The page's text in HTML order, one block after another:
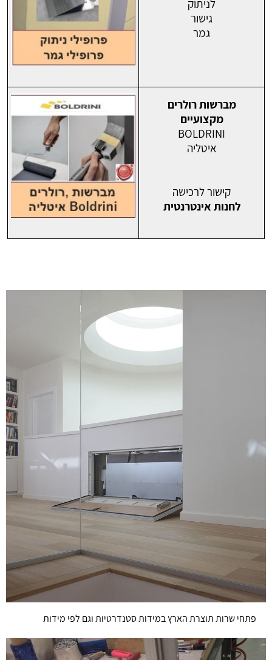
לניתוק
גישור
גמר
מברשות רולרים
מקצועיים
BOLDRINI
איטליה
קישור לרכישה
לחנות אינטרנטית
פתחי שרות תוצרת הארץ במידות סטנדרטיות וגם לפי מידות